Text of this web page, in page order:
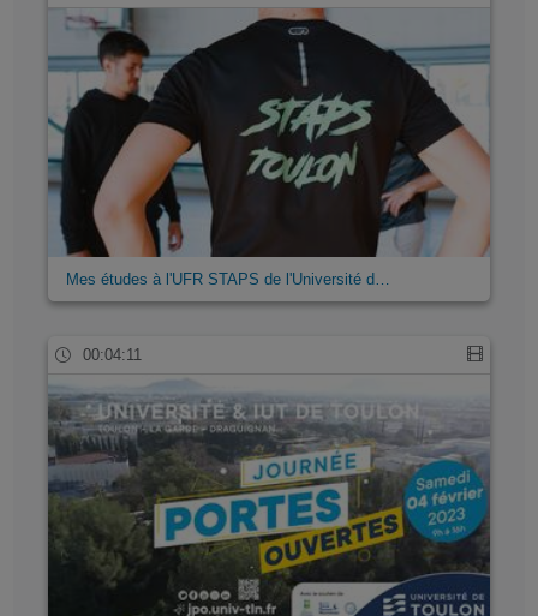
Mes études à l'UFR STAPS de l'Université d…
00:04:11